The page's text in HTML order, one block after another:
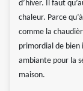
d’hiver. Il faut
chaleur. Parce
comme la
primordial de
ambiante pour la
maison.